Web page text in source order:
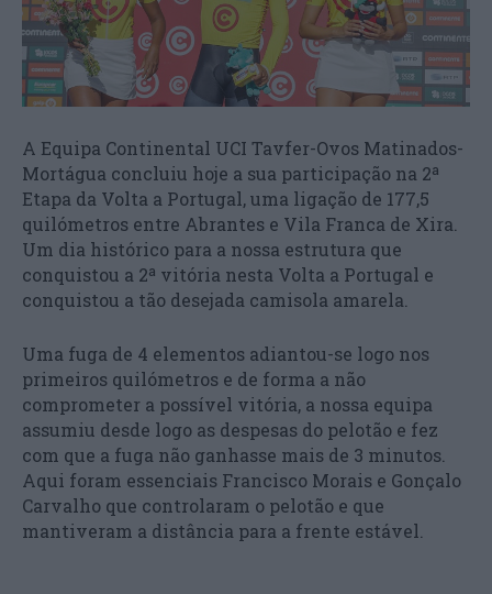
A Equipa Continental UCI Tavfer-Ovos Matinados-
Mortágua concluiu hoje a sua participação na 2ª
Etapa da Volta a Portugal, uma ligação de 177,5
quilómetros entre Abrantes e Vila Franca de Xira.
Um dia histórico para a nossa estrutura que
conquistou a 2ª vitória nesta Volta a Portugal e
conquistou a tão desejada camisola amarela.
Uma fuga de 4 elementos adiantou-se logo nos
primeiros quilómetros e de forma a não
comprometer a possível vitória, a nossa equipa
assumiu desde logo as despesas do pelotão e fez
com que a fuga não ganhasse mais de 3 minutos.
Aqui foram essenciais Francisco Morais e Gonçalo
Carvalho que controlaram o pelotão e que
mantiveram a distância para a frente estável.